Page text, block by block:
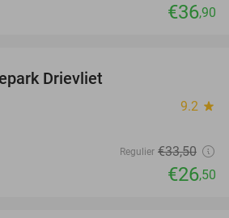
€36,90
Drievliet
9.2 star
Regulier €33,50
€26,50